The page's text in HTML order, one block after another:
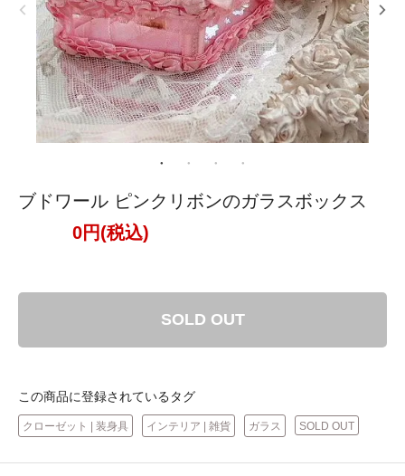
ブドワール ピンクリボンのガラスボックス
0円(税込)
SOLD OUT
この商品に登録されているタグ
クローゼット | 装身具 インテリア | 雑貨 ガラス SOLD OUT